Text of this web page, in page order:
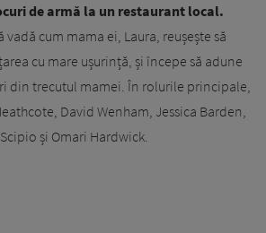
de armă la un restaurant local.
vadă cum mama ei, Laura, reușește să
cu mare ușurință, și începe să adune
din trecutul mamei. În rolurile principale,
David Wenham, Jessica Barden,
și Omari Hardwick.